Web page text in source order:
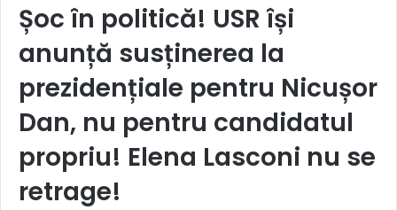
Șoc în politică! USR își
anunță susținerea la
prezidențiale pentru Nicușor
Dan, nu pentru candidatul
propriu! Elena Lasconi nu se
retrage!